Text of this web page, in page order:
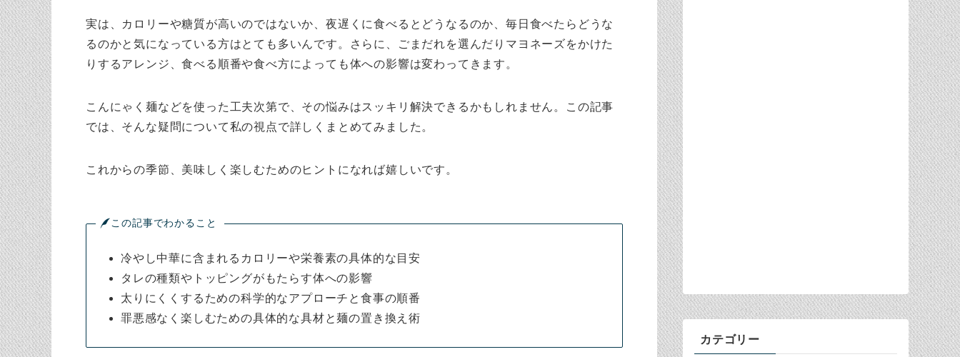
実は、カロリーや糖質が高いのではないか、夜遅くに食べるとどうなるのか、毎日食べたらどうな
るのかと気になっている方はとても多いんです。さらに、ごまだれを選んだりマヨネーズをかけた
りするアレンジ、食べる順番や食べ方によっても体への影響は変わってきます。
こんにゃく麺などを使った工夫次第で、その悩みはスッキリ解決できるかもしれません。この記事
では、そんな疑問について私の視点で詳しくまとめてみました。
これからの季節、美味しく楽しむためのヒントになれば嬉しいです。
この記事でわかること
冷やし中華に含まれるカロリーや栄養素の具体的な目安
タレの種類やトッピングがもたらす体への影響
太りにくくするための科学的なアプローチと食事の順番
罪悪感なく楽しむための具体的な具材と麺の置き換え術
カテゴリー